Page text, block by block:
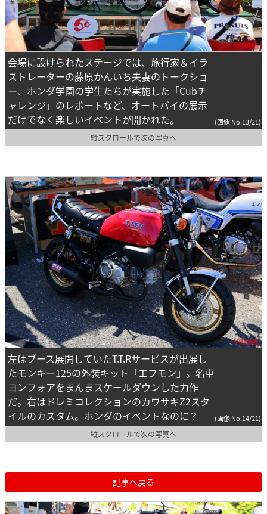
会場に設けられたステージでは、旅行家＆イラ
ストレーターの藤原かんいち夫妻のトークショ
ー、ホンダ学園の学生たちが実施した「Cubチ
ャレンジ」のレポートなど、オートバイの展示
だけでなく楽しいイベントが開かれた。
(画像 No.13/21)
縦スクロールで次の写真へ
左はブース展開していたT.T.Rサービスが出展し
たモンキー125の外装キット「エフモン」。名車
ヨンフォアをまんまスケールダウンした力作
だ。右はドレミコレクションのカワサキZ2スタ
イルのカスタム。ホンダのイベントなのに？
(画像 No.14/21)
縦スクロールで次の写真へ
記事へ戻る